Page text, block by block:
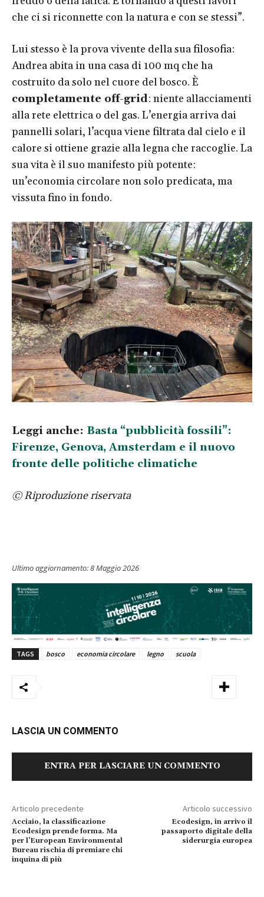
che ci si riconnette con la natura e con se stessi”.
Lui stesso è la prova vivente della sua filosofia:
Andrea abita in una casa di 100 mq che ha
costruito da solo nel cuore del bosco. È
completamente off-grid: niente allacciamenti
alla rete elettrica o del gas. L’energia arriva dai
pannelli solari, l’acqua viene filtrata dal cielo e il
calore si ottiene grazie alla legna che raccoglie. La
sua vita è il suo manifesto più potente:
un’economia circolare non solo predicata, ma
vissuta fino in fondo.
Leggi anche: Basta “pubblicità fossili”:
Firenze, Genova, Amsterdam e il nuovo
fronte delle politiche climatiche
© Riproduzione riservata
Ultimo aggiornamento:8 Maggio 2026
TAGS bosco economia circolare legno scuola
LASCIA UN COMMENTO
ENTRA PER LASCIARE UN COMMENTO
Articolo precedente
Acciaio, la classificazione
Ecodesign prende forma. Ma
per l’European Environmental
Bureau rischia di premiare chi
inquina di più
Articolo successivo
Ecodesign, in arrivo il
passaporto digitale della
siderurgia europea